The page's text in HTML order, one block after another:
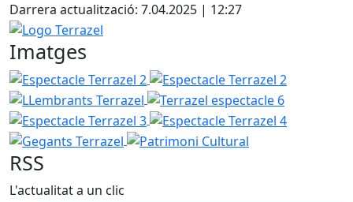
Darrera actualització: 7.04.2025 | 12:27
Logo Terrazel
Imatges
Espectacle Terrazel 2 Espectacle Terrazel 2
Terrazel espectacle 6
Espectacle
Espectacle Terrazel 4
Gegants
Patrimoni Cultural
RSS
L'actualitat a un clic